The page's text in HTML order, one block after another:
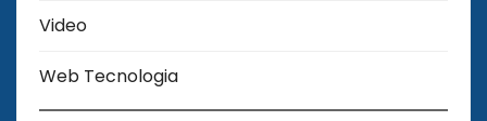
Video
Web Tecnologia